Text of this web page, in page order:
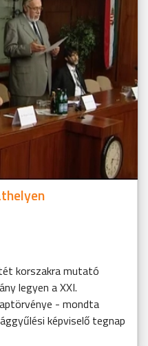
korszakra mutató
legyen a XXI.
- mondta
képviselő tegnap